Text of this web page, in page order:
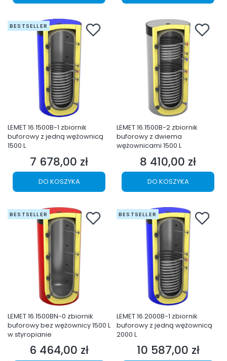
BESTSELLER
LEMET 16.1500B-1 zbiornik
buforowy z jedną wężownicą
1500 L
Cena
7 678,00 zł
DO KOSZYKA
LEMET 16.1500B-2 zbiornik
buforowy z dwiema
wężownicami 1500 L
Cena
8 410,00 zł
DO KOSZYKA
BESTSELLER
LEMET 16.1500BN-0 zbiornik
buforowy bez wężownicy 1500 L
w styropianie
Cena
6 464,00 zł
BESTSELLER
LEMET 16.2000B-1 zbiornik
buforowy z jedną wężownicą
2000 L
Cena
10 587,00 zł